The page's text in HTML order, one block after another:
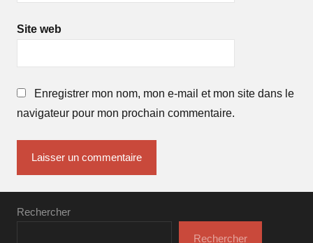
Site web
Enregistrer mon nom, mon e-mail et mon site dans le
navigateur pour mon prochain commentaire.
Rechercher
Rechercher